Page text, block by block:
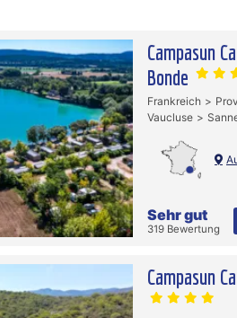
Campasun
Bonde
Frankreich
Vaucluse
Sehr gut
319 Bewertung
Campasun